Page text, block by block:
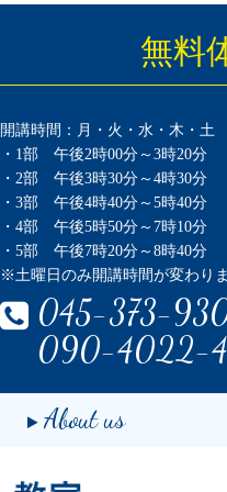
無料
開講時間：月・火・水・木・土
・1部 午後2時00分～3時20分
・2部 午後3時30分～4時30分
・3部 午後4時40分～5時40分
・4部 午後5時50分～7時10分
・5部 午後7時20分～8時40分
※土曜日のみ開講時間が変わり
045-373-
090-4022-
About us